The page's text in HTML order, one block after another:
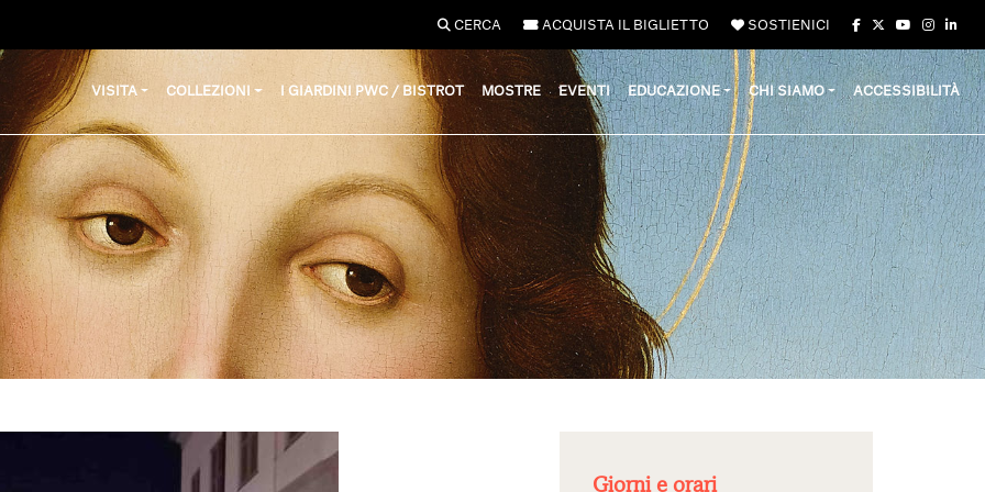
CERCA ACQUISTA IL BIGLIETTO SOSTIENICI
VISITA COLLEZIONI I GIARDINI PWC / BISTROT MOSTRE EVENTI EDUCAZIONE CHI SIAMO ACCESSIBILITÀ
Giorni e orari